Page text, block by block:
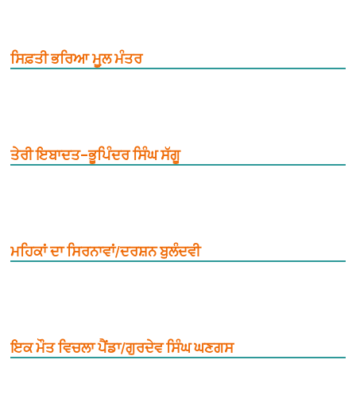
ਸਿਫ਼ਤੀ ਭਰਿਆ ਮੂ਼ਲ ਮੰਤਰ
ਤੇਰੀ ਇਬਾਦਤ–ਭੂਪਿੰਦਰ ਸਿੰਘ ਸੱਗੂ
ਮਹਿਕਾਂ ਦਾ ਸਿਰਨਾਵਾਂ/ਦਰਸ਼ਨ ਬੁਲੰਦਵੀ
ਇਕ ਮੌਤ ਵਿਚਲਾ ਪੈਂਡਾ/ਗੁਰਦੇਵ ਸਿੰਘ ਘਣਗਸ